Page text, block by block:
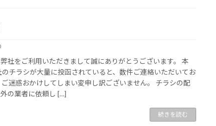
社をご利用いただきまして誠にありがとうございます。 本
のチラシが大量に投函されていると、数件ご連絡いただいてお
ご迷惑おかけしてしまい変申し訳ございません。 チラシの配
の業者に依頼し […]
続きを読む